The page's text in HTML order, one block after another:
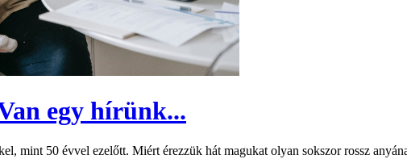
egy hírünk...
mint 50 évvel ezelőtt. Miért érezzük hát magukat olyan sokszor rossz